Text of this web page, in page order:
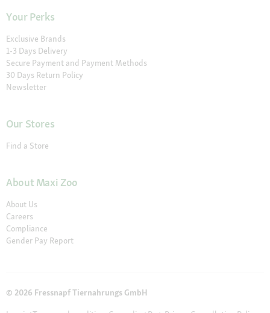
Your Perks
Exclusive Brands
1-3 Days Delivery
Secure Payment and Payment Methods
30 Days Return Policy
Newsletter
Our Stores
Find a Store
About Maxi Zoo
About Us
Careers
Compliance
Gender Pay Report
© 2026 Fressnapf Tiernahrungs GmbH